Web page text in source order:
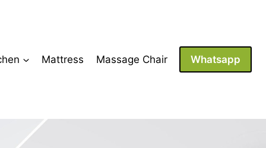
Mattress Massage Chair Whatsapp